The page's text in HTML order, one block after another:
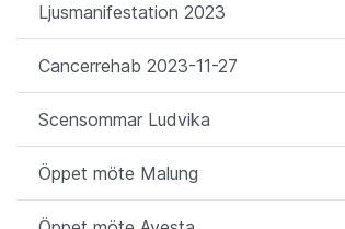
Ljusmanifestation 2023
Cancerrehab 2023-11-27
Scensommar Ludvika
Öppet möte Malung